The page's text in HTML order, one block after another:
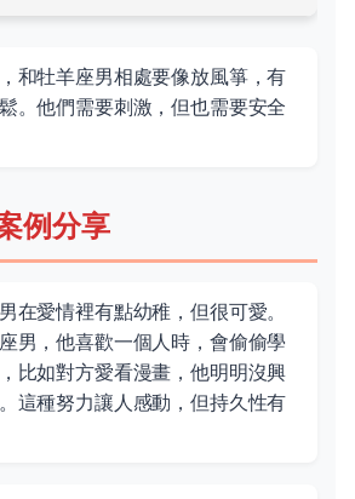
和牡羊座男相處要像放風箏，有
。他們需要刺激，但也需要安全
例分享
在愛情裡有點幼稚，但很可愛。
男，他喜歡一個人時，會偷偷學
比如對方愛看漫畫，他明明沒興
這種努力讓人感動，但持久性有